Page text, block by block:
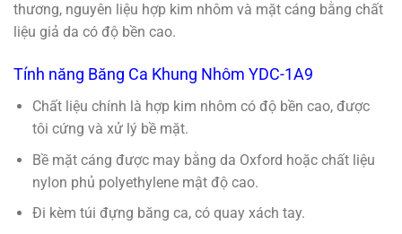
thương, nguyên liệu hợp kim nhôm và mặt cáng bằng chất
liệu giả da có độ bền cao.
Tính năng Băng Ca Khung Nhôm YDC-1A9
Chất liệu chính là hợp kim nhôm có độ bền cao, được
tôi cứng và xử lý bề mặt.
Bề mặt cáng được may bằng da Oxford hoặc chất liệu
nylon phủ polyethylene mật độ cao.
Đi kèm túi đựng băng ca, có quay xách tay.